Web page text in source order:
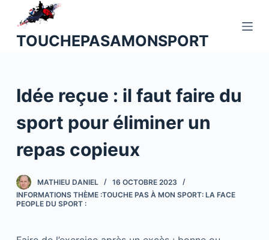
u
o
e
TOUCHEPASAMONSPORT
Idée reçue : il faut faire du
sport pour éliminer un
repas copieux
MATHIEU DANIEL
16 OCTOBRE 2023
INFORMATIONS THÈME :TOUCHE PAS À MON SPORT: LA FACE
PEOPLE DU SPORT :